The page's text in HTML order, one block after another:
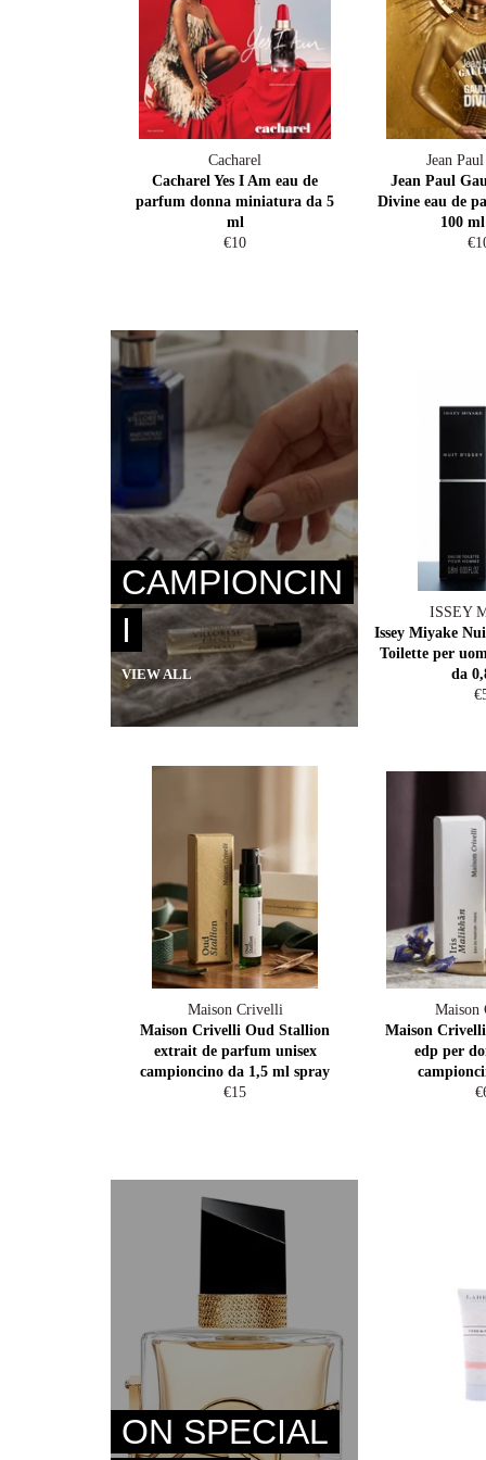
Cacharel
Cacharel Yes I Am eau de
parfum donna miniatura da 5
ml
Regular
€10
Jean
Jean Paul
Divine eau de
100
CAMPIONCIN
I
VIEW ALL
ISSEY
Issey Miyake
Toilette per
da
Maison Crivelli
Maison Crivelli Oud Stallion
extrait de parfum unisex
campioncino da 1,5 ml spray
Regular
€15
Maison
Maison
edp per
ON SPECIAL